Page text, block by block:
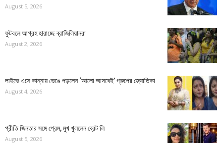
August 5, 2026
ফুটবলে আগ্রহ হারাচ্ছে ব্রাজিলিয়ানরা
August 2, 2026
লাইভে এসে কান্নায় ভেঙে পড়লেন ‘আলো আসবেই’ গ্রুপের জ্যোতিকা
August 4, 2026
প্রীতি জিনতার সঙ্গে প্রেম, মুখ খুললেন ব্রেট লি
August 5, 2026